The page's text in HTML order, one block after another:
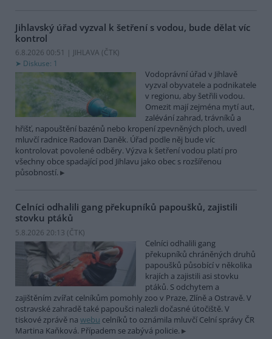
Jihlavský úřad vyzval k šetření s vodou, bude dělat víc
kontrol
6.8.2026 00:51 | JIHLAVA (ČTK)
Diskuse: 1
Vodoprávní úřad v Jihlavě
vyzval obyvatele a podnikatele
v regionu, aby šetřili vodou.
Omezit mají zejména mytí aut,
zalévání zahrad, trávníků a
hřišť, napouštění bazénů nebo kropení zpevněných ploch, uvedl
mluvčí radnice Radovan Daněk. Úřad podle něj bude víc
kontrolovat povolené odběry. Výzva k šetření vodou platí pro
všechny obce spadající pod Jihlavu jako obec s rozšířenou
působností.
Celníci odhalili gang překupníků papoušků, zajistili
stovku ptáků
5.8.2026 20:13 (ČTK)
Celníci odhalili gang
překupníků chráněných druhů
papoušků působící v několika
krajích a zajistili asi stovku
ptáků. S odchytem a
zajištěním zvířat celníkům pomohly zoo v Praze, Zlíně a Ostravě. V
ostravské zahradě také papoušci nalezli dočasné útočiště. V
tiskové zprávě na webu celníků to oznámila mluvčí Celní správy ČR
Martina Kaňková. Případem se zabývá policie.